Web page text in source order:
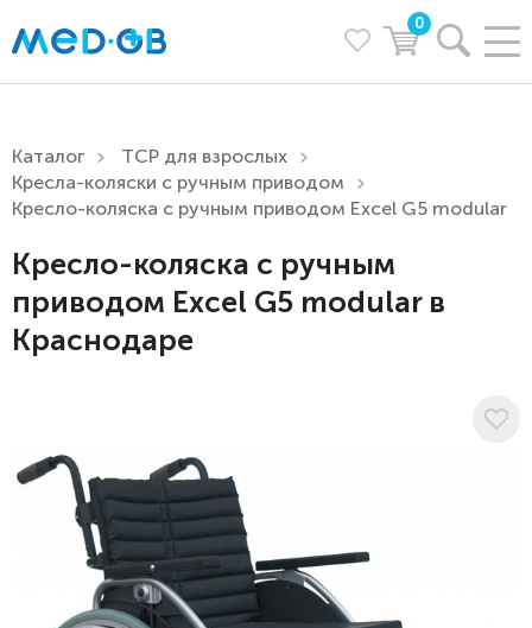
0
Каталог
ТСР для взрослых
Кресла-коляски с ручным приводом
Кресло-коляска с ручным приводом Excel G5 modular
Кресло-коляска с ручным
приводом Excel G5 modular в
Краснодаре